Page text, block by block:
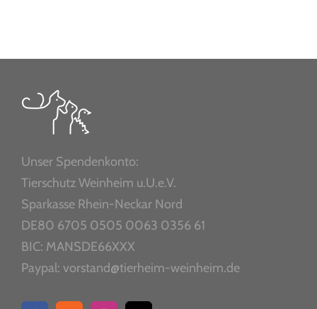
Unser Spendenkonto:
Tierschutz Weinheim u.U.e.V.
Sparkasse Rhein-Neckar Nord
DE80 6705 0505 0063 0356 61
BIC: MANSDE66XXX
Paypal: vorstand@tierheim-weinheim.de